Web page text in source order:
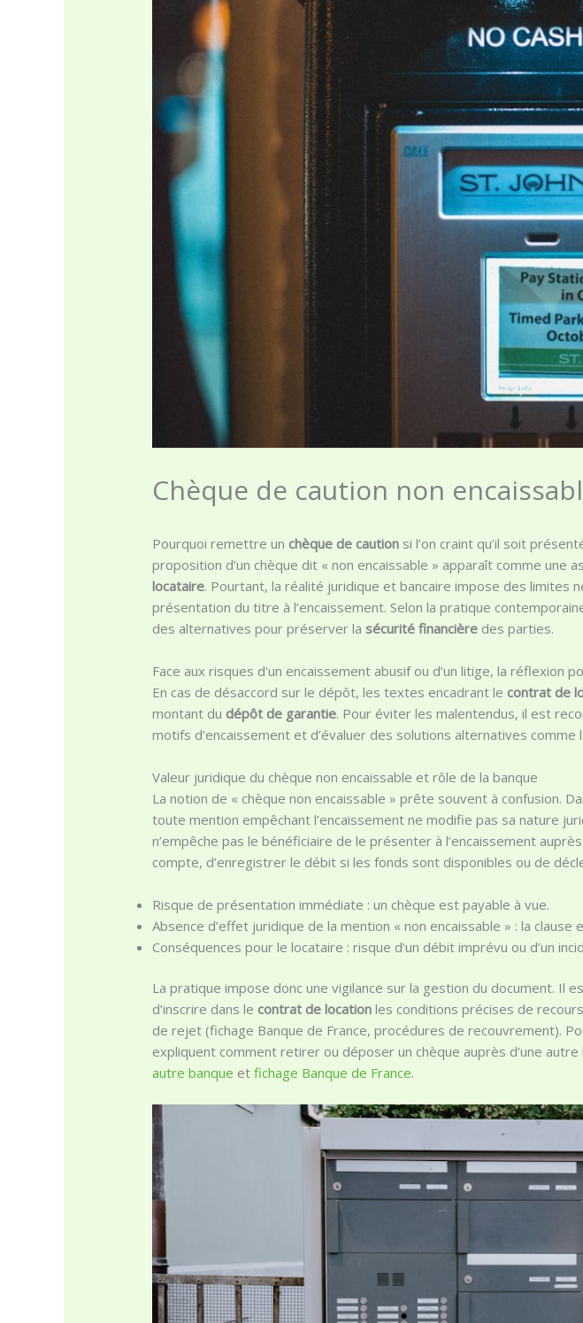
Chèque de caution non
Pourquoi remettre unchèque de caution si l’on craint qu’il soit
proposition d’un chèque dit « non encaissable » apparaît comme une
locataire. Pourtant, la réalité juridique et bancaire impose des limites
présentation du titre à l’encaissement. Selon la pratique
des alternatives pour préserver lasécurité financière des parties.
Face aux risques d’un encaissement abusif ou d’un litige, la
En cas de désaccord sur le dépôt, les textes encadrant lecontrat de
montant dudépôt de garantie. Pour éviter les malentendus, il est
motifs d’encaissement et d’évaluer des solutions alternatives
Valeur juridique du chèque non encaissable et rôle de la banque
La notion de « chèque non encaissable » prête souvent à confusion.
toute mention empêchant l’encaissement ne modifie pas sa nature
n’empêche pas le bénéficiaire de le présenter à l’encaissement
compte, d’enregistrer le débit si les fonds sont disponibles ou de
Risque de présentation immédiate : un chèque est payable à vue.
Absence d’effet juridique de la mention « non encaissable » : la clause
Conséquences pour le locataire : risque d’un débit imprévu ou d’un
La pratique impose donc une vigilance sur la gestion du document. Il
d’inscrire dans lecontrat de location les conditions précises de
de rejet (fichage Banque de France, procédures de recouvrement).
expliquent comment retirer ou déposer un chèque auprès d’une
autre banque etfichage Banque de France.